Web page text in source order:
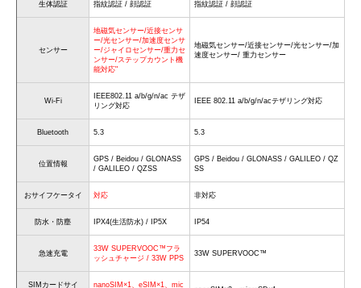
生体認証 指紋認証 / 顔認証 指紋認証 / 顔認証
センサー
地磁気センサー/近接センサ
ー/光センサー/加速度センサ
ー/ジャイロセンサー/重力セ
ンサー/ステップカウント機
能対応"
地磁気センサー/近接センサー/光センサー/加
速度センサー/ 重力センサー
Wi-Fi
IEEE802.11 a/b/g/n/ac テザ
リング対応
IEEE 802.11 a/b/g/n/acテザリング対応
Bluetooth 5.3 5.3
位置情報
GPS / Beidou / GLONASS
/ GALILEO / QZSS
GPS / Beidou / GLONASS / GALILEO / QZ
SS
おサイフケータイ 対応 非対応
防水・防塵 IPX4(生活防水) / IP5X IP54
急速充電
33W SUPERVOOC™フラ
ッシュチャージ / 33W PPS
33W SUPERVOOC™
SIMカードサイ
nanoSIM×1、eSIM×1、mic